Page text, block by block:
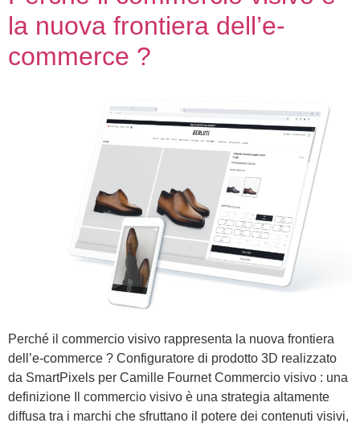
la nuova frontiera dell’e-
commerce ?
Perché il commercio visivo rappresenta la nuova frontiera
dell’e-commerce ? Configuratore di prodotto 3D realizzato
da SmartPixels per Camille Fournet Commercio visivo : una
definizione Il commercio visivo è una strategia altamente
diffusa tra i marchi che sfruttano il potere dei contenuti visivi,